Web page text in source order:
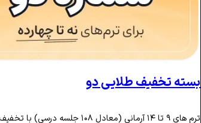
بسته تخفیف طلایی دو
ترم های ۹ تا ۱۴ آرمانی (معادل ۱۰۸ جلسه درسی) با تخفیف ویژه